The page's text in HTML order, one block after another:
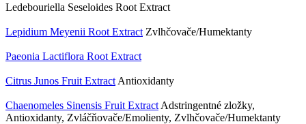
Ledebouriella Seseloides Root Extract
Lepidium Meyenii Root Extract Zvlhčovače/Humektanty
Paeonia Lactiflora Root Extract
Citrus Junos Fruit Extract Antioxidanty
Chaenomeles Sinensis Fruit Extract Adstringentné zložky,
Antioxidanty, Zvláčňovače/Emolienty, Zvlhčovače/Humektanty